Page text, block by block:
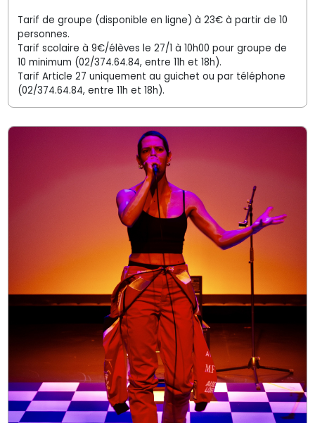
Tarif de groupe (disponible en ligne) à 23€ à partir de 10
personnes.
Tarif scolaire à 9€/élèves le 27/1 à 10h00 pour groupe de
10 minimum (02/374.64.84, entre 11h et 18h).
Tarif Article 27 uniquement au guichet ou par téléphone
(02/374.64.84, entre 11h et 18h).